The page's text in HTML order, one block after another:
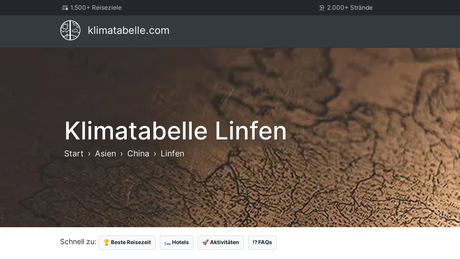
1.500+ Reiseziele 2.000+ Strände
klimatabelle.com
Klimatabelle Linfen
Start Asien China Linfen
Schnell zu: 🏆 Beste Reisezeit 🛏️ Hotels 🚀 Aktivitäten ⁉️ FAQs